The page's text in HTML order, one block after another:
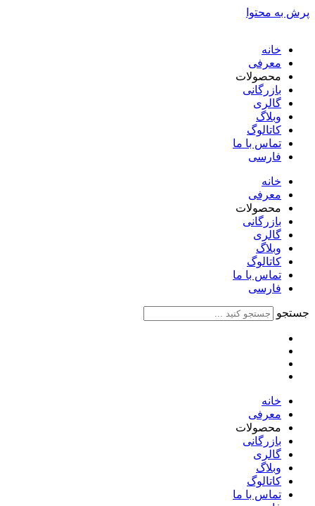
پرش به محتوا
خانه
معرفی
محصولات
بازرگانی
گالری
وبلاگ
کاتالوگ
تماس با ما
فارسی
خانه
معرفی
محصولات
بازرگانی
گالری
وبلاگ
کاتالوگ
تماس با ما
فارسی
English
جستجو
خانه
معرفی
محصولات
بازرگانی
گالری
وبلاگ
کاتالوگ
تماس با ما